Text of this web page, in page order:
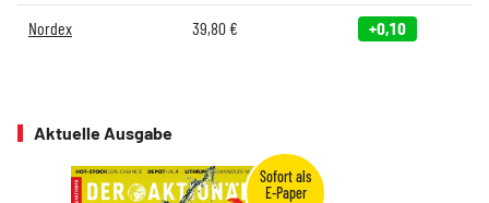
Nordex 39,80€ +0,10
Aktuelle Ausgabe